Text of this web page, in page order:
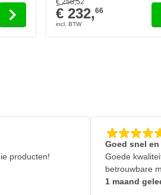
€ 258,52
€ 232,66
producten!
Goed snel
Goede
betrouwbare
1 maand